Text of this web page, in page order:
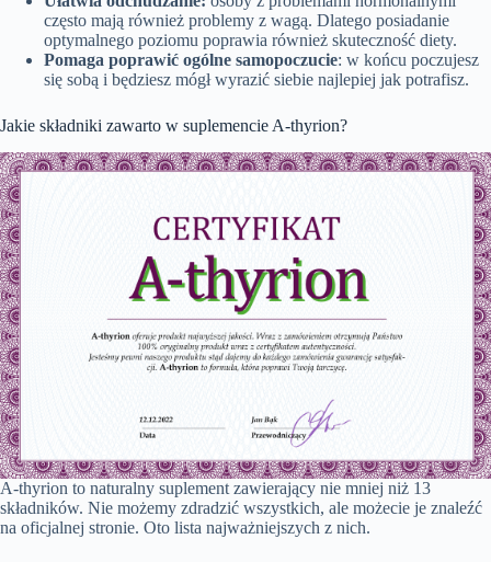
często mają również problemy z wagą. Dlatego posiadanie
optymalnego poziomu poprawia również skuteczność diety.
Pomaga poprawić ogólne samopoczucie: w końcu poczujesz
się sobą i będziesz mógł wyrazić siebie najlepiej jak potrafisz.
Jakie składniki zawarto w suplemencie A-thyrion?
A-thyrion to naturalny suplement zawierający nie mniej niż 13
składników. Nie możemy zdradzić wszystkich, ale możecie je znaleźć
na oficjalnej stronie. Oto lista najważniejszych z nich.